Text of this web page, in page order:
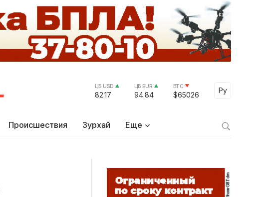
ЦБ USD
82.17
ЦБ EUR
94.84
BTC
$65026
Ру
Select
Происшествия Зурхай Еще